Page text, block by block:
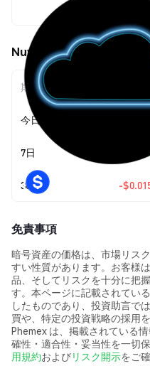
Nuvola Digital (NVL) の価
期間
今日
7日
30日 -
免責事項
暗号資産の価格は、市場リス
すい性質があります。お客様
品、そしてリスクを十分に把
す。本ページに記載されてい
したものであり、投資助言で
買や、特定の投資戦略の採用
Phemex は、掲載されている
確性・適合性・妥当性を一切
用規約およびリスク開示をご